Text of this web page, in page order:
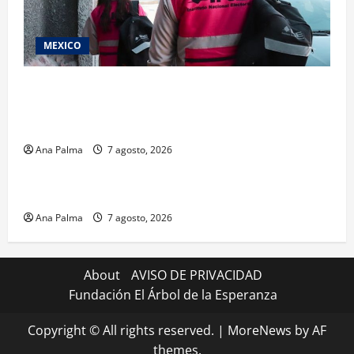
MEXICO
Ana Palma 7 agosto, 2026
Estados Portada
Ana Palma 7 agosto, 2026
About
AVISO DE PRIVACIDAD
Fundación El Árbol de la Esperanza
Copyright © All rights reserved. | MoreNews by AF
themes.